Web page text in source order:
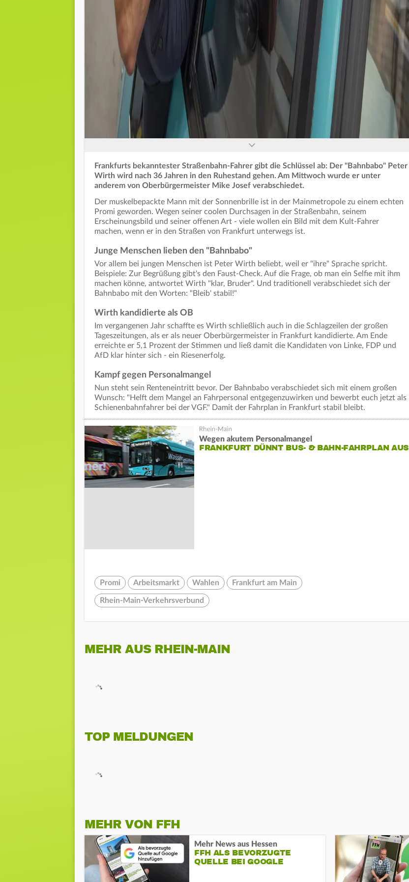
Frankfurts bekanntester Straßenbahn-Fahrer gibt die Schlüssel ab: Der "Bahnbabo" Peter
Wirth wird nach 36 Jahren in den Ruhestand gehen. Am Mittwoch wurde er unter
anderem von Oberbürgermeister Mike Josef verabschiedet.
Der muskelbepackte Mann mit der Sonnenbrille ist in der Mainmetropole zu einem echten
Promi geworden. Wegen seiner coolen Durchsagen in der Straßenbahn, seinem
Erscheinungsbild und seiner offenen Art - viele wollen ein Bild mit dem Kult-Fahrer
machen, wenn er in den Straßen von Frankfurt unterwegs ist.
Junge Menschen lieben den "Bahnbabo"
Vor allem bei jungen Menschen ist Peter Wirth beliebt, weil er "ihre" Sprache spricht.
Beispiele: Zur Begrüßung gibt's den Faust-Check. Auf die Frage, ob man ein Selfie mit ihm
machen könne, antwortet Wirth "klar, Bruder". Und traditionell verabschiedet sich der
Bahnbabo mit den Worten: "Bleib' stabil!"
Wirth kandidierte als OB
Im vergangenen Jahr schaffte es Wirth schließlich auch in die Schlagzeilen der großen
Tageszeitungen, als er als neuer Oberbürgermeister in Frankfurt kandidierte. Am Ende
erreichte er 5,1 Prozent der Stimmen und ließ damit die Kandidaten von Linke, FDP und
AfD klar hinter sich - ein Riesenerfolg.
Kampf gegen Personalmangel
Nun steht sein Renteneintritt bevor. Der Bahnbabo verabschiedet sich mit einem großen
Wunsch: "Helft dem Mangel an Fahrpersonal entgegenzuwirken und bewerbt euch jetzt als
Schienenbahnfahrer bei der VGF." Damit der Fahrplan in Frankfurt stabil bleibt.
Wegen akutem Personalmangel
FRANKFURT DÜNNT BUS- & BAHN-FAHRPLAN AUS
Promi Arbeitsmarkt Wahlen Frankfurt am Main
Rhein-Main-Verkehrsverbund
MEHR AUS RHEIN-MAIN
TOP MELDUNGEN
MEHR VON FFH
Mehr News aus Hessen
FFH ALS BEVORZUGTE
QUELLE BEI GOOGLE